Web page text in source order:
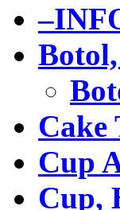
Cake
Cup
Cup,